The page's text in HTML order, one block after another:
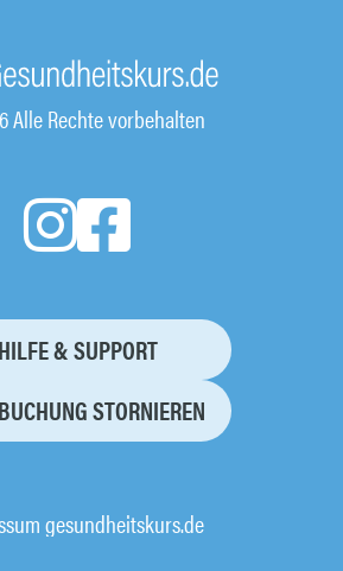
Alle Rechte vorbehalten
HILFE & SUPPORT
STORNIEREN
gesundheitskurs.de